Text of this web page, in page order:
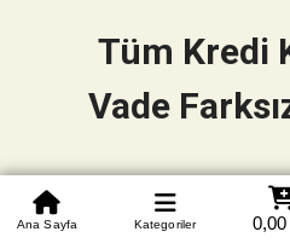
0850
Beden Tablosu Banka Hesapları
Ana Sayfa Kategoriler
Tüm Kredi
Vade